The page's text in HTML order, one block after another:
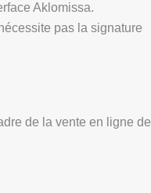
Aklomissa.
pas la signature
de la vente en ligne de